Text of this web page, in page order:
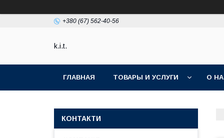
+380 (67) 562-40-56
k.i.t.
ГЛАВНАЯ ТОВАРЫ И УСЛУГИ О
КОНТАКТИ